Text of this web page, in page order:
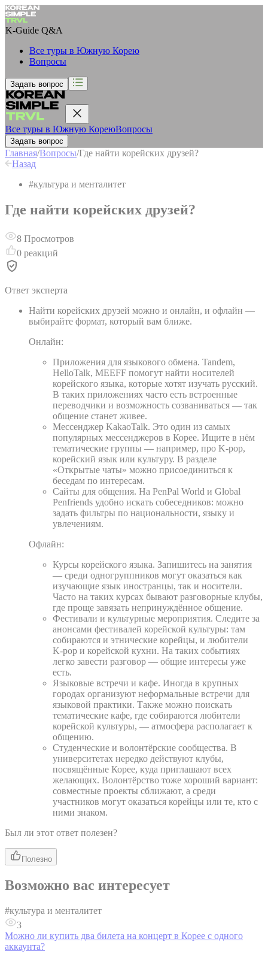
K-Guide Q&A
Все туры в Южную Корею
Вопросы
Задать вопрос
Все туры в Южную КореюВопросы
Задать вопрос
Главная/Вопросы/Где найти корейских друзей?
Назад
#культура и менталитет
Где найти корейских друзей?
8 Просмотров
0 реакций
Ответ эксперта
Найти корейских друзей можно и онлайн, и офлайн —
выбирайте формат, который вам ближе.
Онлайн:
Приложения для языкового обмена. Tandem,
HelloTalk, MEEFF помогут найти носителей
корейского языка, которые хотят изучать русский.
В таких приложениях часто есть встроенные
переводчики и возможность созваниваться — так
общение станет живее.
Мессенджер KakaoTalk. Это один из самых
популярных мессенджеров в Корее. Ищите в нём
тематические группы — например, про K‑pop,
корейский язык или культуру. В разделе
«Открытые чаты» можно присоединиться к
беседам по интересам.
Сайты для общения. На PenPal World и Global
Penfriends удобно искать собеседников: можно
задать фильтры по национальности, языку и
увлечениям.
Офлайн:
Курсы корейского языка. Запишитесь на занятия
— среди одногруппников могут оказаться как
изучающие язык иностранцы, так и носители.
Часто на таких курсах бывают разговорные клубы,
где проще завязать непринуждённое общение.
Фестивали и культурные мероприятия. Следите за
анонсами фестивалей корейской культуры: там
собираются и этнические корейцы, и любители
K‑pop и корейской кухни. На таких событиях
легко завести разговор — общие интересы уже
есть.
Языковые встречи и кафе. Иногда в крупных
городах организуют неформальные встречи для
языковой практики. Также можно поискать
тематические кафе, где собираются любители
корейской культуры, — атмосфера располагает к
общению.
Студенческие и волонтёрские сообщества. В
университетах нередко действуют клубы,
посвящённые Корее, куда приглашают всех
желающих. Волонтёрство тоже хороший вариант:
совместные проекты сближают, а среди
участников могут оказаться корейцы или те, кто с
ними знаком.
Был ли этот ответ полезен?
Полезно
Возможно вас интересует
#культура и менталитет
3
Можно ли купить два билета на концерт в Корее с одного
аккаунта?